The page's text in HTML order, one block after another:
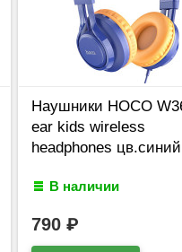
Наушники HOCO
ear kids wireless
headphones цв.синий
В наличии
790 ₽